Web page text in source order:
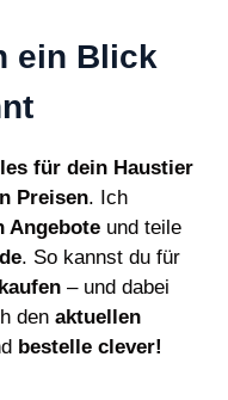
ein Blick
für dein Haustier
Preisen. Ich
Angebote und teile
. So kannst du für
– und dabei
den aktuellen
bestelle clever!